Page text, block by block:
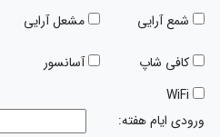
شمع آرایی
مشعل آرایی
کافی شاپ
آسانسور
ورودی ایام هفته: